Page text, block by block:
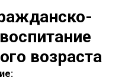
возраста